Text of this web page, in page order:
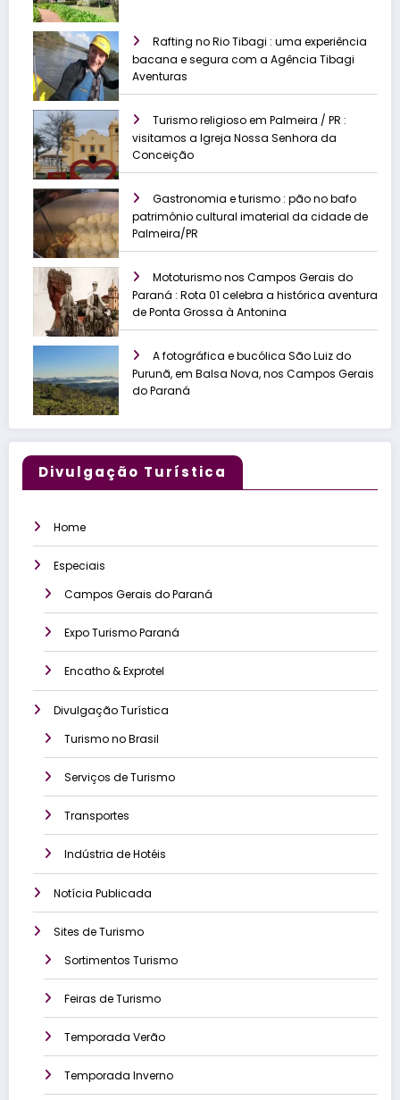
Rafting no Rio Tibagi : uma experiência
bacana e segura com a Agência Tibagi
Aventuras
Turismo religioso em Palmeira / PR :
visitamos a Igreja Nossa Senhora da
Conceição
Gastronomia e turismo : pão no bafo
patrimônio cultural imaterial da cidade de
Palmeira/PR
Mototurismo nos Campos Gerais do
Paraná : Rota 01 celebra a histórica aventura
de Ponta Grossa à Antonina
A fotográfica e bucólica São Luiz do
Purunã, em Balsa Nova, nos Campos Gerais
do Paraná
Divulgação Turística
Home
Especiais
Campos Gerais do Paraná
Expo Turismo Paraná
Encatho & Exprotel
Divulgação Turística
Turismo no Brasil
Serviços de Turismo
Transportes
Indústria de Hotéis
Notícia Publicada
Sites de Turismo
Sortimentos Turismo
Feiras de Turismo
Temporada Verão
Temporada Inverno